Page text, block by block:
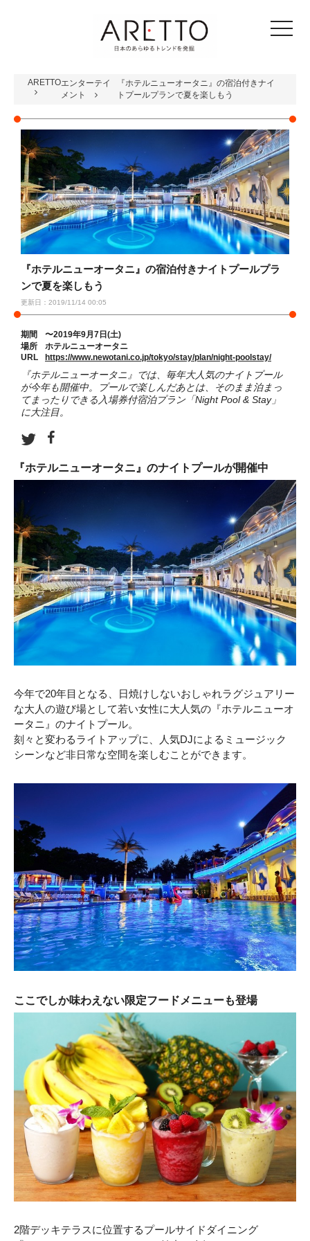
toggle
ARETTOエンターテイ
メント
『ホテルニューオータニ』の宿泊付きナイ
トプールプランで夏を楽しもう
『ホテルニューオータニ』の宿泊付きナイトプールプラ
ンで夏を楽しもう
更新日：2019/11/14 00:05
期間
〜2019年9月7日(土)
場所
ホテルニューオータニ
URL
https://www.newotani.co.jp/tokyo/stay/plan/night-poolstay/
『ホテルニューオータニ』では、毎年大人気のナイトプール
が今年も開催中。プールで楽しんだあとは、そのまま泊まっ
てまったりできる入場券付宿泊プラン「Night Pool & Stay」
に大注目。
『ホテルニューオータニ』のナイトプールが開催中
今年で20年目となる、日焼けしないおしゃれラグジュアリー
な大人の遊び場として若い女性に大人気の『ホテルニューオ
ータニ』のナイトプール。
刻々と変わるライトアップに、人気DJによるミュージック
シーンなど非日常な空間を楽しむことができます。
ここでしか味わえない限定フードメニューも登場
2階デッキテラスに位置するプールサイドダイニング